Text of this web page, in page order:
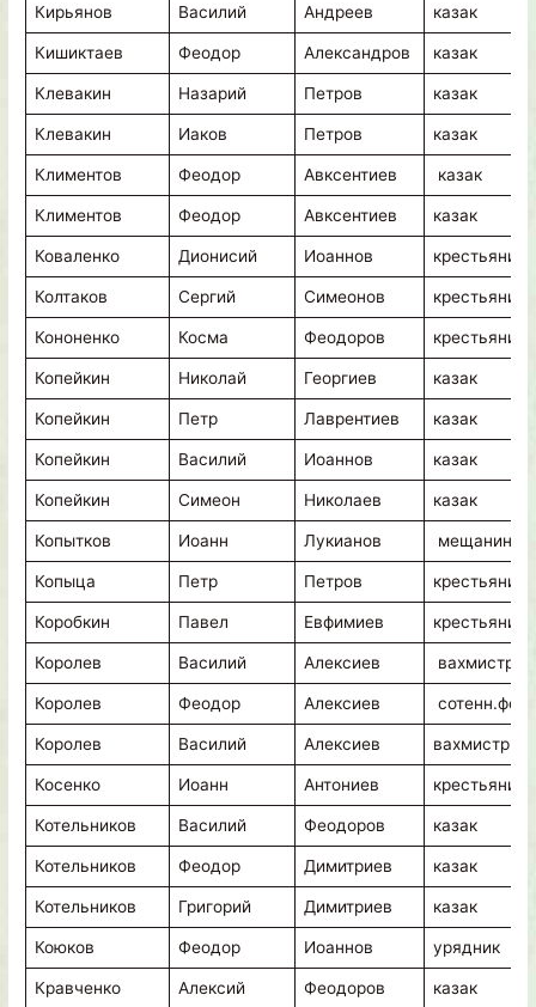
Кирьянов Василий Андреев казак
Кишиктаев Феодор Александров казак
Клевакин Назарий Петров казак
Клевакин Иаков Петров казак
Климентов Феодор Авксентиев казак
Климентов Феодор Авксентиев казак
Коваленко Дионисий Иоаннов крестьянин
Колтаков Сергий Симеонов крестьянин
Кононенко Косма Феодоров крестьянин
Копейкин Николай Георгиев казак
Копейкин Петр Лаврентиев казак
Копейкин Василий Иоаннов казак
Копейкин Симеон Николаев казак
Копытков Иоанн Лукианов мещанин
Копыца Петр Петров крестьянин
Коробкин Павел Евфимиев крестьянин
Королев Василий Алексиев вахмистр
Королев Феодор Алексиев
Королев Василий Алексиев вахмистр
Косенко Иоанн Антониев крестьянин
Котельников Василий Феодоров казак
Котельников Феодор Димитриев казак
Котельников Григорий Димитриев казак
Коюков Феодор Иоаннов урядник
Кравченко Алексий Феодоров казак